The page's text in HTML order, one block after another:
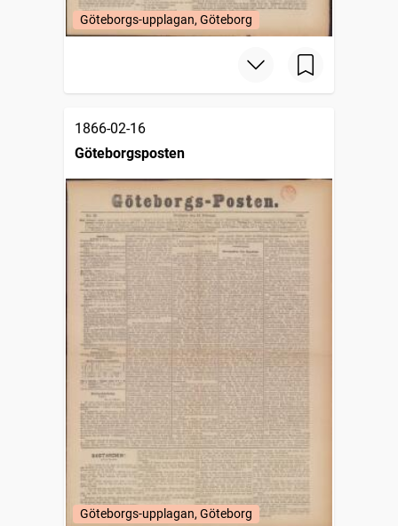
Göteborgs-upplagan, Göteborg
1866-02-16
Göteborgsposten
Göteborgs-upplagan, Göteborg